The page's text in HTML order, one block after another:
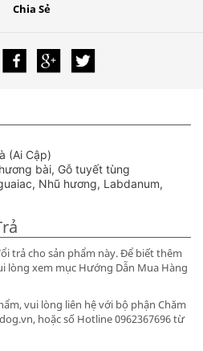
Chia Sẻ
(Ai Cập)
bài, Gỗ tuyết tùng
Nhũ hương, Labdanum,
trả cho sản phẩm này. Để biết thêm
lòng xem mục Hướng Dẫn Mua Hàng
vui lòng liên hệ với bộ phận Chăm
hoặc số Hotline 0962367696 từ